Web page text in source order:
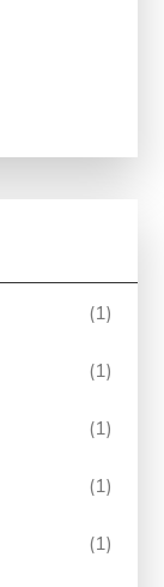
(1)
(1)
(1)
(1)
(1)